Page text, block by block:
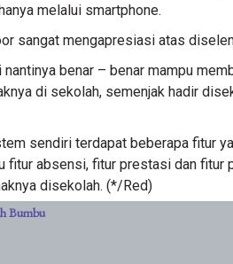
melalui smartphone.
sangat mengapresiasi atas
benar – benar mampu
di sekolah, semenjak hadir
sendiri terdapat beberapa fitur
absensi, fitur prestasi dan fitur
disekolah. (*/Red)
Bumbu